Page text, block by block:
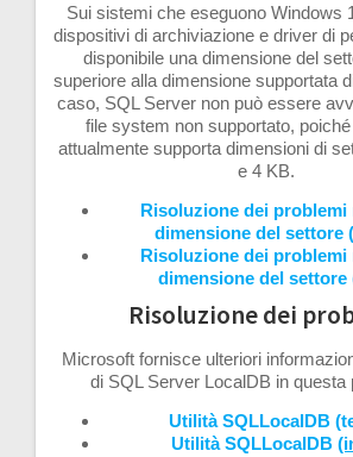
Sui sistemi che eseguono Windows
dispositivi di archiviazione e driver di
disponibile una dimensione del
superiore alla dimensione supportata
caso, SQL Server non può essere
file system non supportato,
attualmente supporta dimensioni di
e 4 KB.
Risoluzione dei problemi
dimensione del settore
Risoluzione dei problemi
dimensione del settore
Risoluzione dei
Microsoft fornisce ulteriori
di SQL Server LocalDB in questa
Utilità SQLLocalDB
Utilità SQLLocalDB